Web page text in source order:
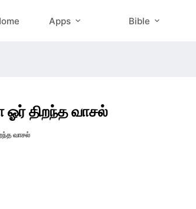
Apps Bible
திறந்த வாசல்
வாசல்